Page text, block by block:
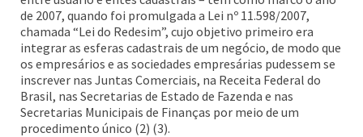
de 2007, quando foi promulgada a Lei nº 11.598/2007,
chamada “Lei do Redesim”, cujo objetivo primeiro era
integrar as esferas cadastrais de um negócio, de modo que
os empresários e as sociedades empresárias pudessem se
inscrever nas Juntas Comerciais, na Receita Federal do
Brasil, nas Secretarias de Estado de Fazenda e nas
Secretarias Municipais de Finanças por meio de um
procedimento único (2) (3).